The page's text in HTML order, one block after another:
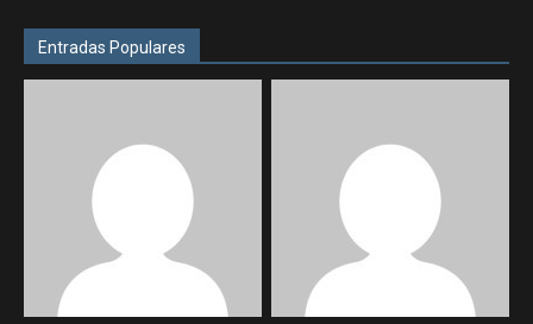
Entradas Populares